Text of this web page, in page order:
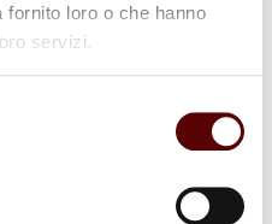
loro o che hanno
servizi.